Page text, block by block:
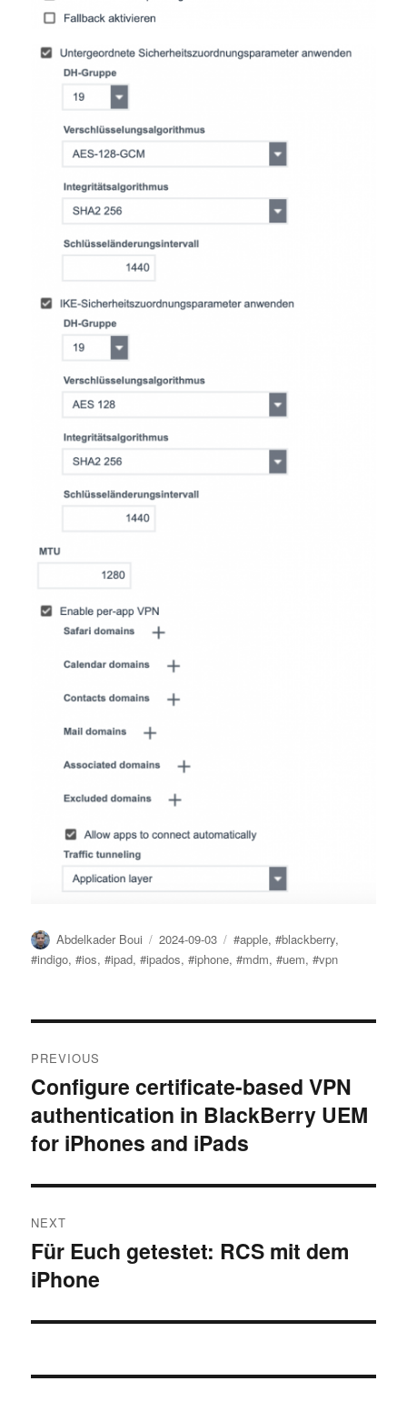
Author
Abdelkader Boui
Posted
on
2024-09-03 Tags
#apple,#blackberry,
#indigo,#ios,#ipad,#ipados,#iphone,#mdm,#uem,#vpn
navigation
PREVIOUS
Previous
post:
Configure certificate-based VPN
authentication in BlackBerry UEM
for iPhones and iPads
NEXT
Next
post:
Für Euch getestet: RCS mit dem
iPhone